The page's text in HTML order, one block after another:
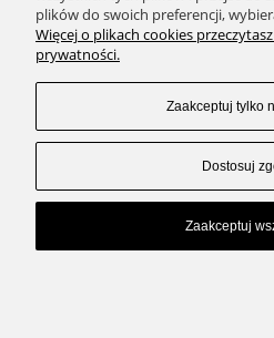
Zapisz się
SKLEP
ZAKUPY
plików do swoich preferencji,
Więcej o plikach cookies
prywatności.
Zaakceptuj tylko
Dostosuj
Zaakceptuj